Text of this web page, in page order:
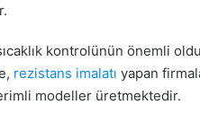
kontrolünün önemli
rezistans imalatı yapan
modeller üretmektedir.